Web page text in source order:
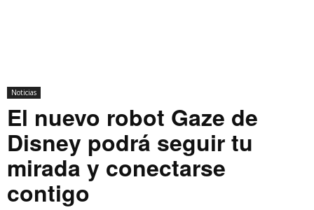
Noticias
El nuevo robot Gaze de
Disney podrá seguir tu
mirada y conectarse
contigo